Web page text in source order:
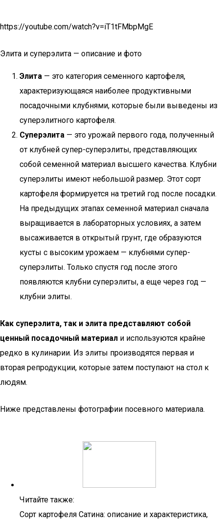
https://youtube.com/watch?v=iT1tFMbpMgE
Элита и суперэлита — описание и фото
Элита — это категория семенного картофеля,
характеризующаяся наиболее продуктивными
посадочными клубнями, которые были выведены из
суперэлитного картофеля.
Суперэлита — это урожай первого года, полученный
от клубней супер-суперэлиты, представляющих
собой семенной материал высшего качества. Клубни
суперэлиты имеют небольшой размер. Этот сорт
картофеля формируется на третий год после посадки.
На предыдущих этапах семенной материал сначала
выращивается в лабораторных условиях, а затем
высаживается в открытый грунт, где образуются
кусты с высоким урожаем — клубнями супер-
суперэлиты. Только спустя год после этого
появляются клубни суперэлиты, а еще через год —
клубни элиты.
Как суперэлита, так и элита представляют собой
ценный посадочный материал и используются крайне
редко в кулинарии. Из элиты производятся первая и
вторая репродукции, которые затем поступают на стол к
людям.
Ниже представлены фотографии посевного материала.
Читайте также:
Сорт картофеля Сатина: описание и характеристика,